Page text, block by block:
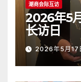
潮商会际互访
2026年5
长访日
2026年5月17